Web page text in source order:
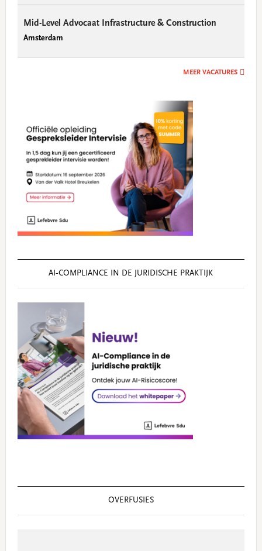
Mid-Level Advocaat Infrastructure & Construction
Amsterdam
MEER VACATURES
AI‑COMPLIANCE IN DE JURIDISCHE PRAKTIJK
OVERFUSIES